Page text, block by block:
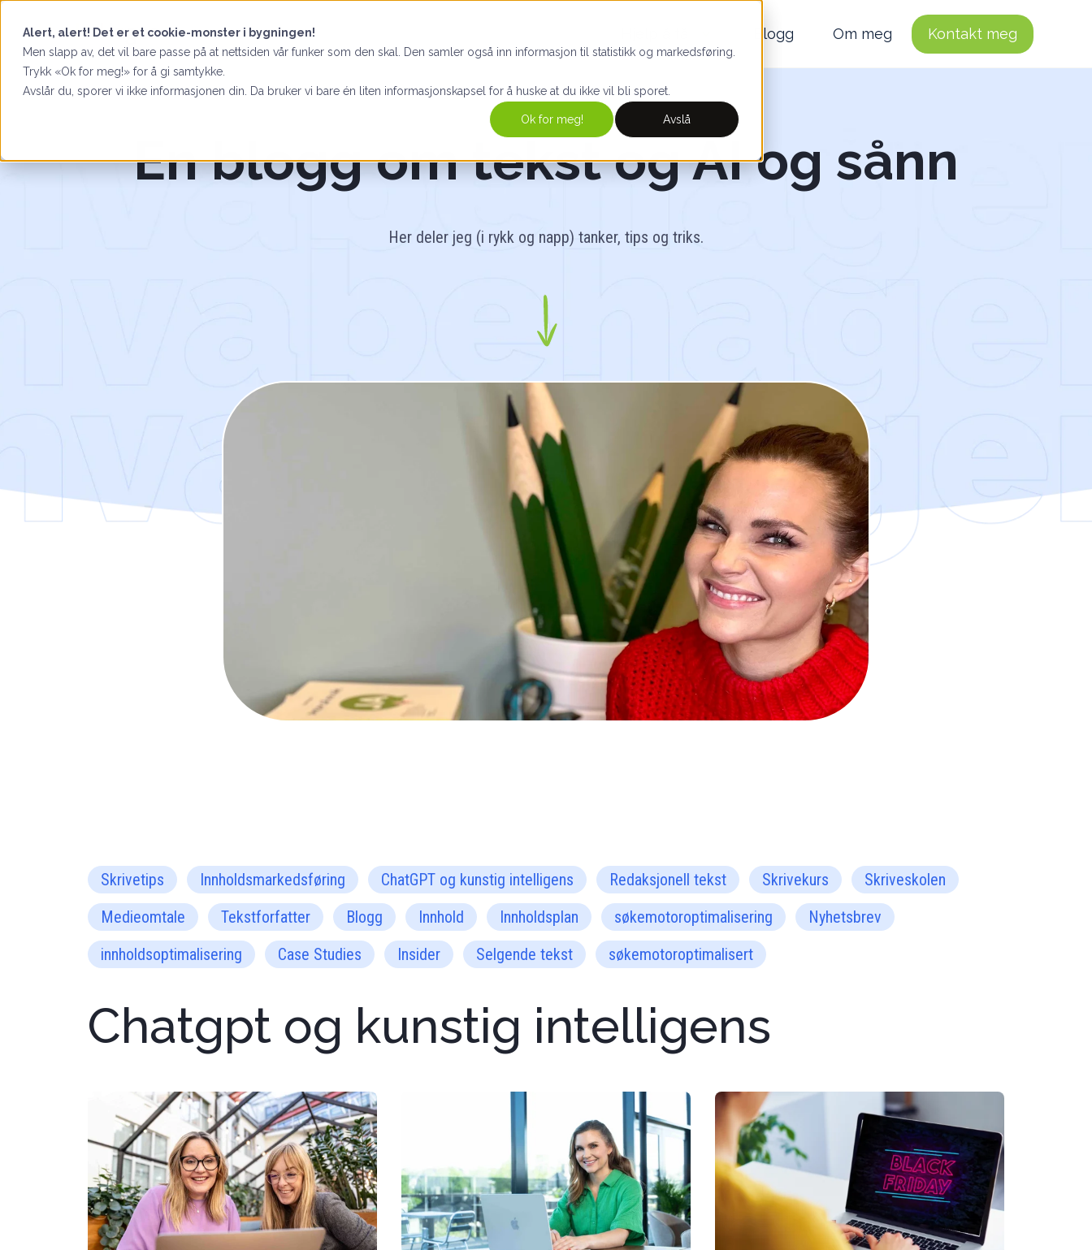
Alert, alert! Det er et cookie-monster i bygningen!
Men slapp av, det vil bare passe på at nettsiden vår funker som den skal. Den samler også inn informasjon til statistikk og markedsføring.
Trykk «Ok for meg!» for å gi samtykke.
Avslår du, sporer vi ikke informasjonen din. Da bruker vi bare én liten informasjonskapsel for å huske at du ikke vil bli sporet.
Ok for meg! Avslå
Blogg Om meg Kontakt meg
En blogg om tekst og AI og sånn
Her deler jeg (i rykk og napp) tanker, tips og triks.
Skrivetips Innholdsmarkedsføring ChatGPT og kunstig intelligens Redaksjonell tekst Skrivekurs
Skriveskolen
Medieomtale
Tekstforfatter Blogg Innhold Innholdsplan søkemotoroptimalisering
Nyhetsbrev
innholdsoptimalisering
Case Studies Insider Selgende tekst søkemotoroptimalisert
Chatgpt og kunstig intelligens